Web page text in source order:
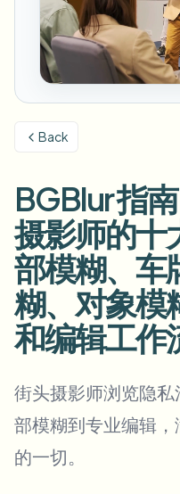
模糊车牌
模糊背景
模糊任何内容
GDPR合规模糊
街头采访模糊
游戏与直播模糊
模糊车牌
模糊人脸
AI Video Object
在线模糊照片中的人
人脸匿名化
语音匿名处理器
换脸 - 图片
换脸 - 视频
学校与教育
校园摄像头、讲座和地区批
媒体与娱乐
试映、发布和合规
零售与电商
医疗
诊所和面向患者的视频管理
公共部门
FOIA、安全披露和编辑
批量人脸匿名化
大批量、保留期和SLA
批量车牌模糊
车队、行车记录仪和停车场
批量人脸模糊
高吞吐量流水线
资源
常见问题
博客
Whitepapers
工具
分类
产品
Choose language
Back
BGBlur 指
摄影师的十
部模糊、车
糊、对象模
和编辑工作
街头摄影师浏览隐
部模糊到专业编辑
的一切。